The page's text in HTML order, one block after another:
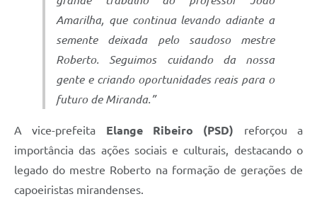
Amarilha, que continua levando adiante a
semente deixada pelo saudoso mestre
Roberto. Seguimos cuidando da nossa
gente e criando oportunidades reais para o
futuro de Miranda.”
A vice-prefeita Elange Ribeiro (PSD) reforçou a
importância das ações sociais e culturais, destacando o
legado do mestre Roberto na formação de gerações de
capoeiristas mirandenses.